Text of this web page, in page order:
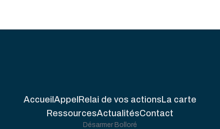
Accueil Appel Relai de vos actions La carte
RessourcesActualitésContact
Désarmer Bolloré